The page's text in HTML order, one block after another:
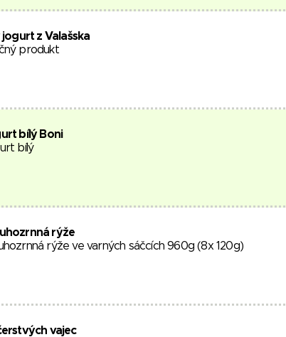
jogurt z Valašska
produkt
bílý Boni
bílý
rýže
rýže ve varných sáčcích 960g (8x 120g)
vajec